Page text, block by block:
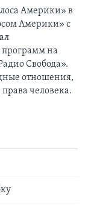
Америки» в
Америки» с
на
Свобода».
отношения,
человека.